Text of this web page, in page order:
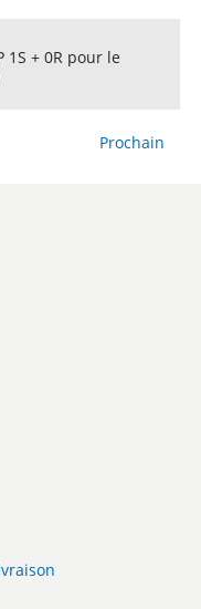
1S + 0R pour le
Prochain